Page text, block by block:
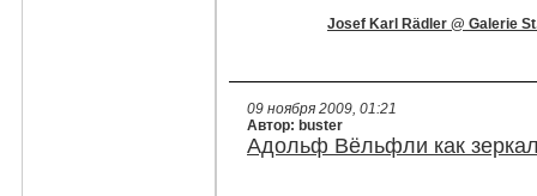
Josef Karl Rädler @ Galerie
09 ноября 2009, 01:21
Автор: buster
Адольф Вёльфли как